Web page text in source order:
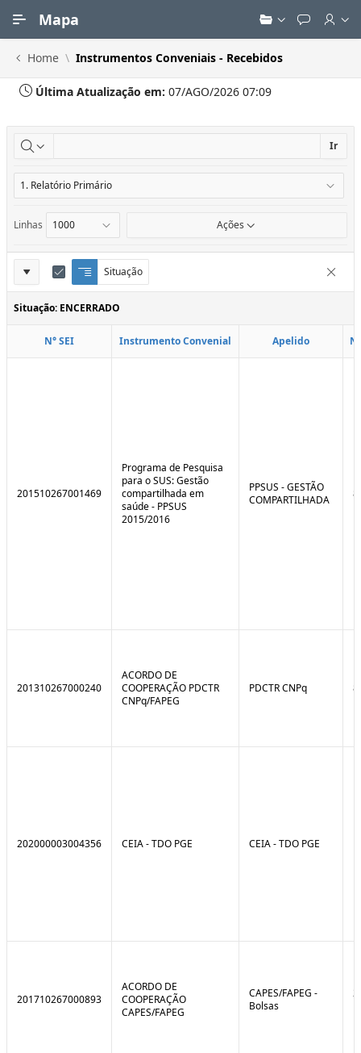
Mapa
Home Instrumentos Conveniais - Recebidos
Última Atualização em: 07/AGO/2026 07:09
Ir
Linhas Ações
Definições
do
Relatório
Situação
Q
u
e
b
E
d
i
t
Situação: ENCERRADO
N° SEI Instrumento Convenial Apelido
201510267001469
Programa de Pesquisa
para o SUS: Gestão
compartilhada em
saúde - PPSUS
2015/2016
PPSUS - GESTÃO
COMPARTILHADA
201310267000240
ACORDO DE
COOPERAÇÃO PDCTR
CNPq/FAPEG
PDCTR CNPq
202000003004356 CEIA - TDO PGE CEIA - TDO PGE
201710267000893
ACORDO DE
COOPERAÇÃO
CAPES/FAPEG
CAPES/FAPEG -
Bolsas